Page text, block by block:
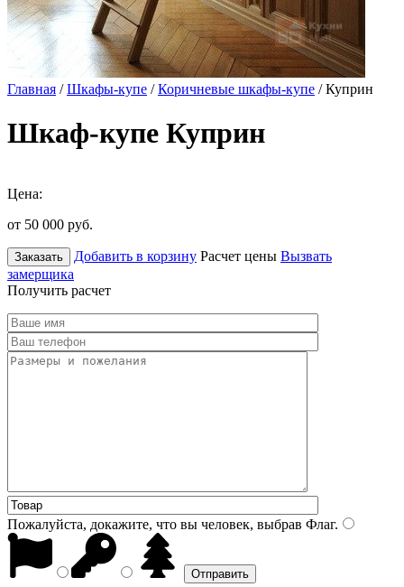
Главная /Шкафы-купе /Коричневые шкафы-купе / Куприн
Шкаф-купе Куприн
Цена:
от 50 000 руб.
Заказать Добавить в корзину Расчет цены Вызвать
замерщика
Получить расчет
Пожалуйста, докажите, что вы человек, выбрав Флаг.